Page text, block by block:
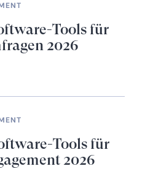
Tools für
2026
Tools für
2026